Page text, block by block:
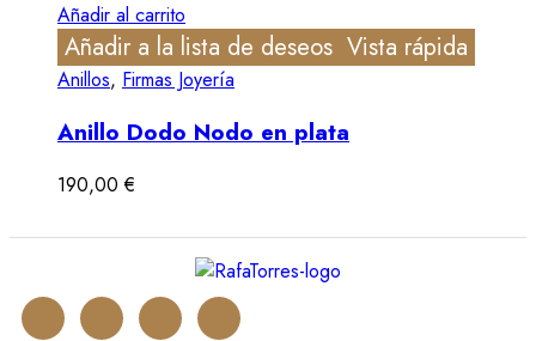
Añadir al carrito
Añadir a la lista de deseos Vista rápida
Anillos, Firmas Joyería
Anillo Dodo Nodo en plata
190,00€